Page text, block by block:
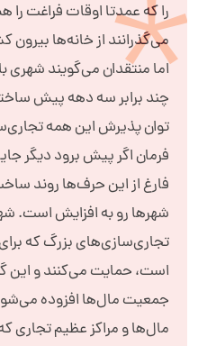
را که عمدتا اوقات فراغت را
می‌گذرانند از خانه‌ها
اما منتقدان می‌گویند شهری با
چند برابر سه دهه پیش
توان پذیرش این همه
فرمان اگر پیش برود دیگر
فارغ از این حرف‌ها روند
شهرها رو به افزایش است.
تجاری‌سازی‌های بزرگ که برای
است، حمایت می‌کنند و این
جمعیت مال‌ها افزوده
مال‌ها و مراکز عظیم تجاری